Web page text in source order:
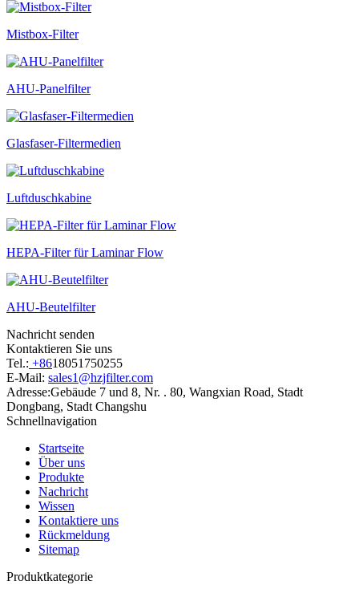
Mistbox-Filter
AHU-Panelfilter
Glasfaser-Filtermedien
Luftduschkabine
HEPA-Filter für Laminar Flow
AHU-Beutelfilter
Nachricht senden
Kontaktieren Sie uns
Tel.: +8618051750255
E-Mail: sales1@hzjfilter.com
Adresse:Gebäude 7 und 8, Nr. . 80, Wangxian Road, Stadt
Dongbang, Stadt Changshu
Schnellnavigation
Startseite
Über uns
Produkte
Nachricht
Wissen
Kontaktiere uns
Rückmeldung
Sitemap
Produktkategorie